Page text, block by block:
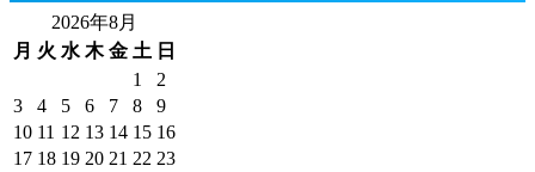
2026年8月
月 火 水 木 金 土 日
1
2
3
4 5 6 7 8
9
10 11 12 13 14 15 16
17 18 19 20 21 22 23